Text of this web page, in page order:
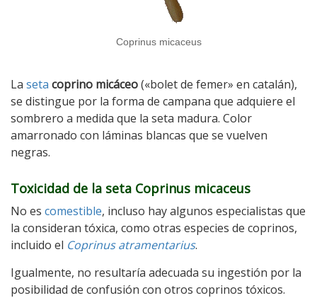
Coprinus micaceus
La seta coprino micáceo(«bolet de femer» en catalán),
se distingue por la forma de campana que adquiere el
sombrero a medida que la seta madura. Color
amarronado con láminas blancas que se vuelven
negras.
Toxicidad de la seta Coprinus micaceus
No es comestible, incluso hay algunos especialistas que
la consideran tóxica, como otras especies de coprinos,
incluido el Coprinus atramentarius.
Igualmente, no resultaría adecuada su ingestión por la
posibilidad de confusión con otros coprinos tóxicos.